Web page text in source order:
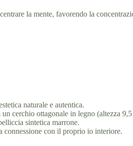
la mente, favorendo la
naturale e autentica.
cerchio ottagonale in legno (altezza
sintetica marrone.
connessione con il proprio io interiore.